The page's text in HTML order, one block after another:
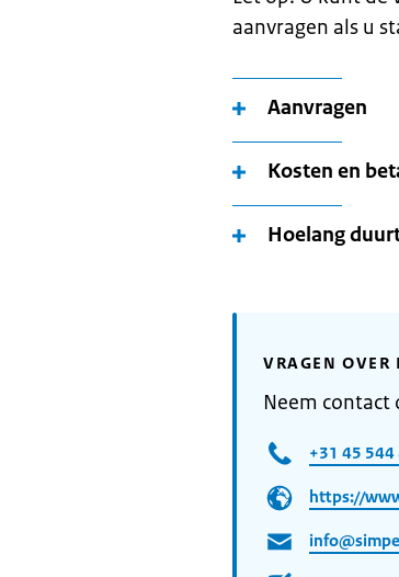
aanvragen als u
Aanvragen
Kosten en
Hoelang
VRAGEN OVER
Neem contact
+31 45 544
https://